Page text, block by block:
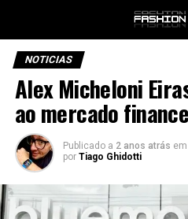
NOTICIAS
Alex Micheloni
ao mercado
Publicado a 2 anos atrás em
por Tiago Ghidotti